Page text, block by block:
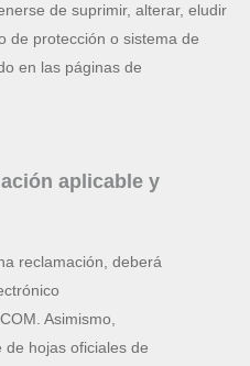
de suprimir, alterar, eludir
de protección o sistema de
en las páginas de
aplicable y
reclamación, deberá
Asimismo,
de hojas oficiales de